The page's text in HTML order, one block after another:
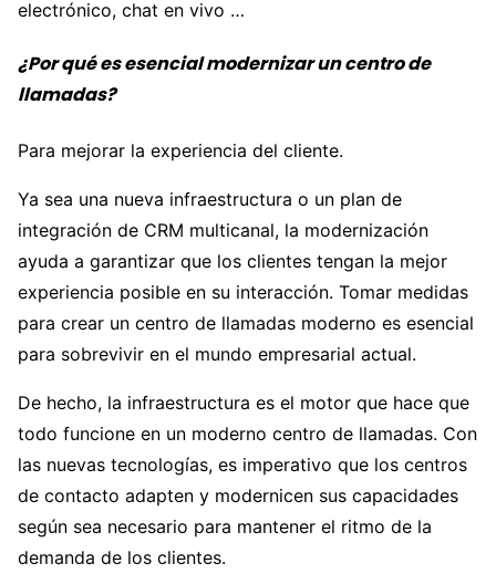
electrónico, chat en vivo …
¿Por qué es esencial modernizar un centro de
llamadas?
Para mejorar la experiencia del cliente.
Ya sea una nueva infraestructura o un plan de
integración de CRM multicanal, la modernización
ayuda a garantizar que los clientes tengan la mejor
experiencia posible en su interacción. Tomar medidas
para crear un centro de llamadas moderno es esencial
para sobrevivir en el mundo empresarial actual.
De hecho, la infraestructura es el motor que hace que
todo funcione en un moderno centro de llamadas. Con
las nuevas tecnologías, es imperativo que los centros
de contacto adapten y modernicen sus capacidades
según sea necesario para mantener el ritmo de la
demanda de los clientes.